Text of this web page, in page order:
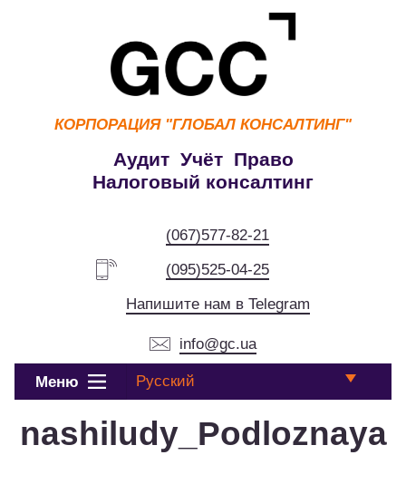
КОРПОРАЦИЯ "ГЛОБАЛ КОНСАЛТИНГ"
Аудит Учёт Право
Налоговый консалтинг
(067)577-82-21
(095)525-04-25
Напишите нам в Telegram
info@gc.ua
Меню Русский
nashiludy_Podloznaya